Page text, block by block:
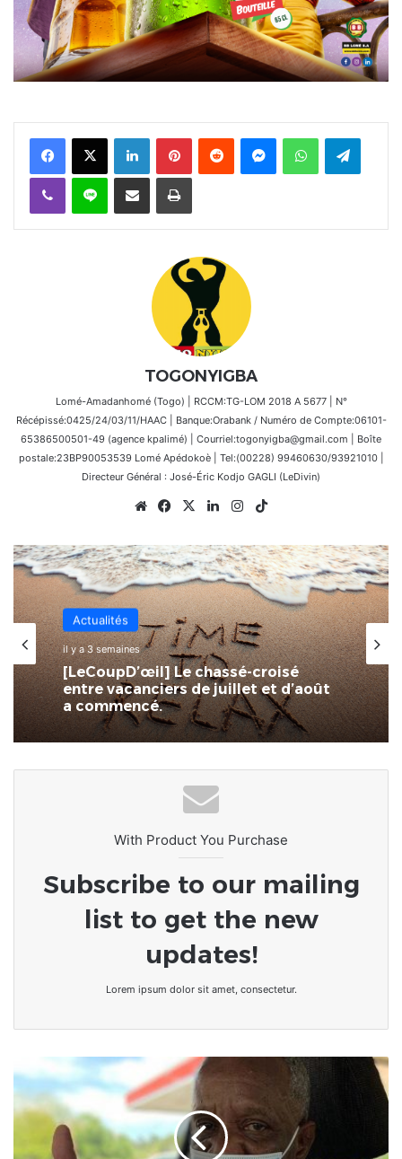
FacebookX Linkedin PinterestReddit MessengerWhatsAppTelegram
Viber Ligne Partager par email Imprimer
TOGONYIGBA
Lomé-Amadanhomé (Togo) | RCCM:TG-LOM 2018 A 5677 | N°
Récépissé:0425/24/03/11/HAAC | Banque:Orabank / Numéro de Compte:06101-
65386500501-49 (agence kpalimé) | Courriel:togonyigba@gmail.com | Boîte
postale:23BP90053539 Lomé Apédokoè | Tel:(00228) 99460630/93921010 |
Directeur Général : José-Éric Kodjo GAGLI (LeDivin)
WebsiteFacebook
X LinkedinInstagram
Actualités
il y a 3 semaines
[LeCoupD’œil] Le chassé-croisé
entre vacanciers de juillet et d’août
a commencé.
With Product You Purchase
Subscribe to our mailing
list to get the new
updates!
Lorem ipsum dolor sit amet, consectetur.
il